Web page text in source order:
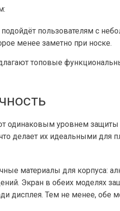
пользователям с
менее заметно при носке.
топовые
одинаковым уровнем
делает их идеальными для
материалы для корпуса:
Экран в обеих моделях
дисплея. Тем не менее, обе